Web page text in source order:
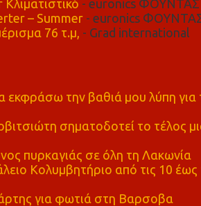
- euronics ΦΟΥΝΤΑΣ
– Summer- euronics
76 τ.μ, - Grad international
εκφράσω την βαθιά μου λύπη
σηματοδοτεί το τέλος
πυρκαγιάς σε όλη τη Λακωνία
Κολυμβητήριο από τις 10 έως
για φωτιά στη Βαρσοβα